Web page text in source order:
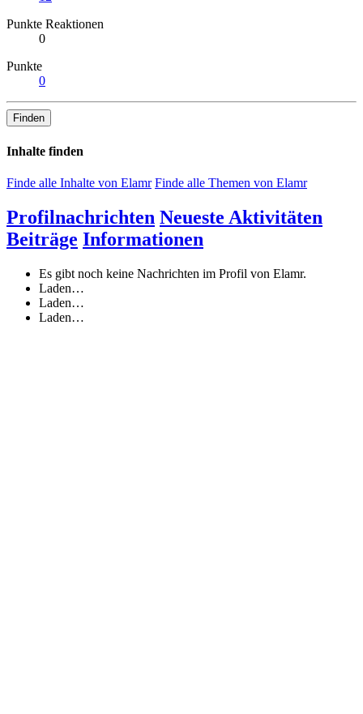
Punkte Reaktionen
0
Punkte
0
Finden
Inhalte finden
Finde alle Inhalte von Elamr Finde alle Themen von Elamr
Profilnachrichten Neueste Aktivitäten
Beiträge Informationen
Es gibt noch keine Nachrichten im Profil von Elamr.
Laden…
Laden…
Laden…